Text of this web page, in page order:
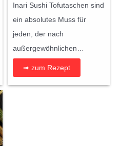
Inari Sushi Tofutaschen sind
ein absolutes Muss für
jeden, der nach
außergewöhnlichen…
➟ zum Rezept